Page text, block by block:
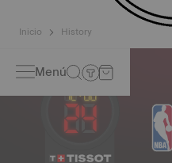
Inicio History
Menú